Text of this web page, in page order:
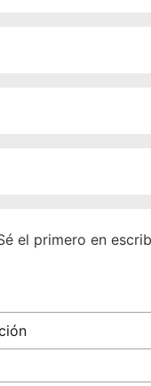
el primero en